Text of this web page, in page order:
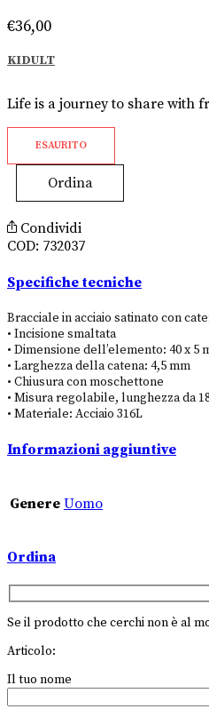
€36,00
KIDULT
Life is a journey to share with
ESAURITO
Ordina
Condividi
COD: 732037
Specifiche tecniche
Bracciale in acciaio satinato con
• Incisione smaltata
• Dimensione dell’elemento: 40 x 5
• Larghezza della catena: 4,5 mm
• Chiusura con moschettone
• Misura regolabile, lunghezza da
• Materiale: Acciaio 316L
Informazioni aggiuntive
Genere Uomo
Ordina
Se il prodotto che cerchi non è al
Articolo:
Il tuo nome